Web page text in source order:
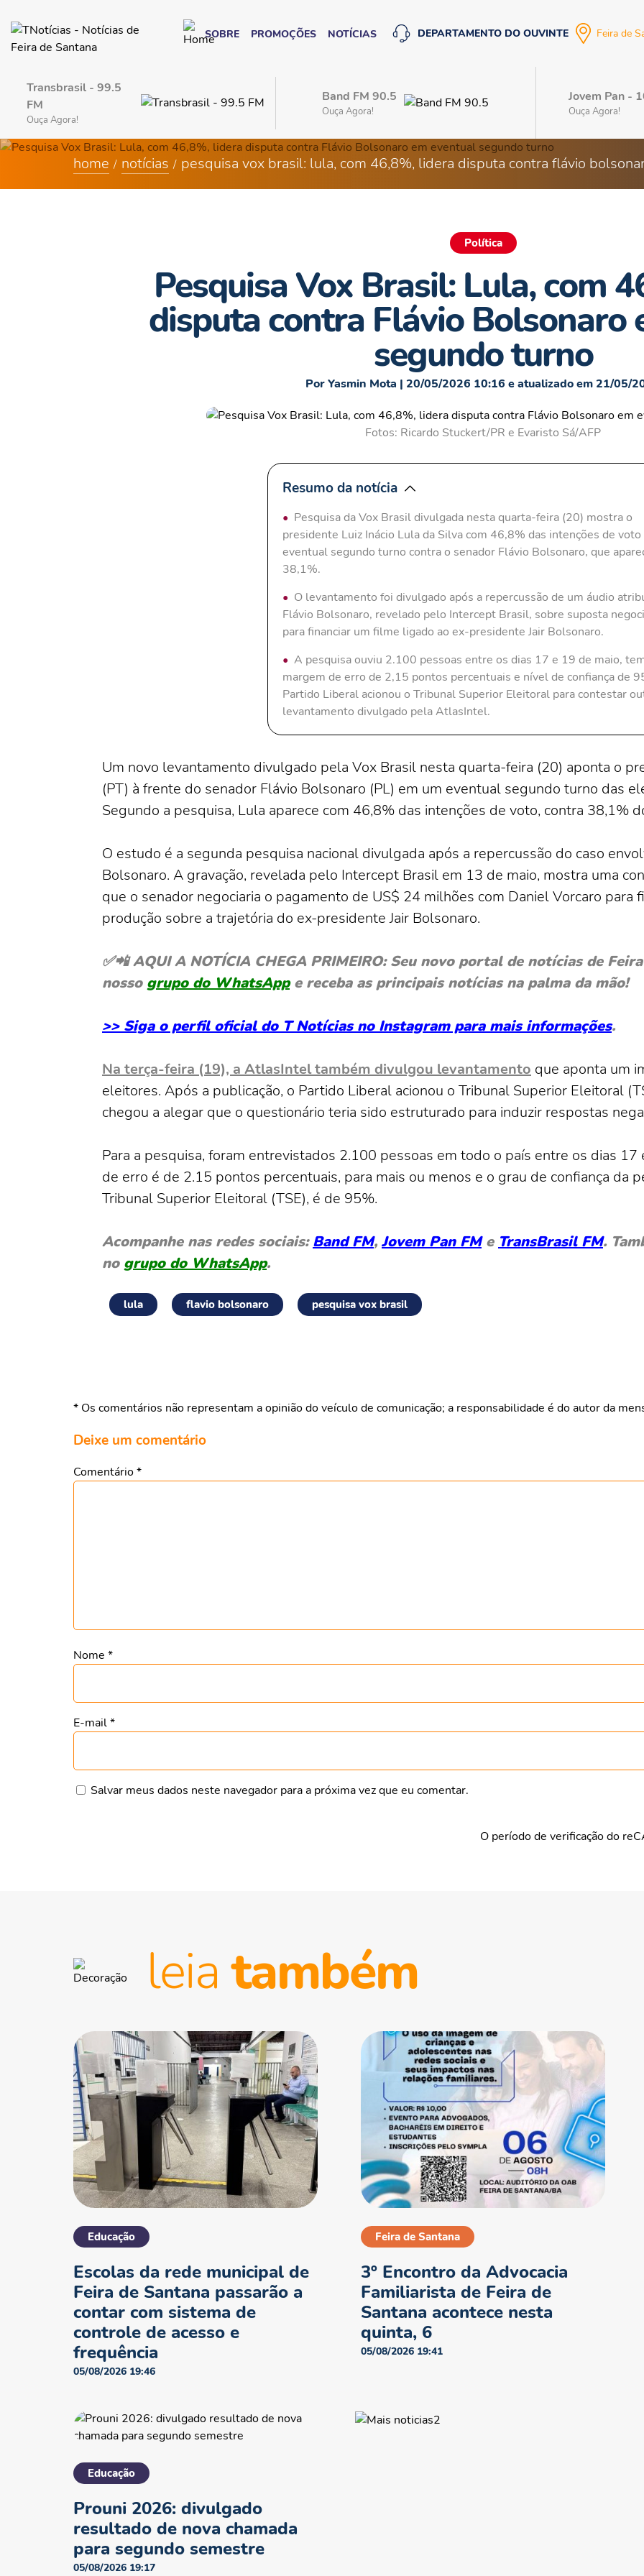
SOBRE PROMOÇÕES NOTÍCIAS DEPARTAMENTO DO OUVINTE Feira de
Transbrasil - 99.5
FM
Ouça Agora!
Band FM 90.5
Ouça Agora!
Jovem Pan -
Ouça Agora!
home notícias pesquisa vox brasil: lula, com 46,8%, lidera disputa contra flávio
Política
Pesquisa Vox Brasil: Lula, com
disputa contra Flávio Bolsonaro
segundo turno
Por Yasmin Mota | 20/05/2026 10:16 e atualizado em 21/05/
Fotos: Ricardo Stuckert/PR e Evaristo Sá/AFP
Resumo da notícia
Pesquisa da Vox Brasil divulgada nesta quarta-feira (20) mostra o
presidente Luiz Inácio Lula da Silva com 46,8% das intenções de
eventual segundo turno contra o senador Flávio Bolsonaro, que
38,1%.
O levantamento foi divulgado após a repercussão de um áudio
Flávio Bolsonaro, revelado pelo Intercept Brasil, sobre suposta
para financiar um filme ligado ao ex-presidente Jair Bolsonaro.
A pesquisa ouviu 2.100 pessoas entre os dias 17 e 19 de maio,
margem de erro de 2,15 pontos percentuais e nível de confiança de
Partido Liberal acionou o Tribunal Superior Eleitoral para contestar
levantamento divulgado pela AtlasIntel.
Um novo levantamento divulgado pela Vox Brasil nesta quarta-feira (20) aponta o
(PT) à frente do senador Flávio Bolsonaro (PL) em um eventual segundo turno das
Segundo a pesquisa, Lula aparece com 46,8% das intenções de voto, contra 38,1%
O estudo é a segunda pesquisa nacional divulgada após a repercussão do caso
Bolsonaro. A gravação, revelada pelo Intercept Brasil em 13 de maio, mostra uma
que o senador negociaria o pagamento de US$ 24 milhões com Daniel Vorcaro para
produção sobre a trajetória do ex-presidente Jair Bolsonaro.
✅📲 AQUI A NOTÍCIA CHEGA PRIMEIRO: Seu novo portal de notícias de
nosso grupo do WhatsAppe receba as principais notícias na palma da mão!
>> Siga o perfil oficial do T Notícias no Instagram para mais informações.
Na terça-feira (19), a AtlasIntel também divulgou levantamento que aponta um
eleitores. Após a publicação, o Partido Liberal acionou o Tribunal Superior Eleitoral
chegou a alegar que o questionário teria sido estruturado para induzir respostas
Para a pesquisa, foram entrevistados 2.100 pessoas em todo o país entre os dias
de erro é de 2.15 pontos percentuais, para mais ou menos e o grau de confiança da
Tribunal Superior Eleitoral (TSE), é de 95%.
Acompanhe nas redes sociais:Band FM, Jovem Pan FMe TransBrasil FM.
no grupo do WhatsApp.
lula flavio bolsonaro pesquisa vox brasil
* Os comentários não representam a opinião do veículo de comunicação; a responsabilidade é do autor da
Deixe um comentário
Comentário*
Nome *
E-mail*
Salvar meus dados neste navegador para a próxima vez que eu comentar.
O período de verificação do
leiatambém
Educação
Escolas da rede municipal de
Feira de Santana passarão a
contar com sistema de
controle de acesso e
frequência
05/08/2026 19:46
Feira de Santana
3º Encontro da Advocacia
Familiarista de Feira de
Santana acontece nesta
quinta, 6
05/08/2026 19:41
Educação
Prouni 2026: divulgado
resultado de nova chamada
para segundo semestre
05/08/2026 19:17